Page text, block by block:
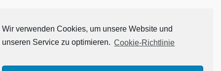
Wir verwenden Cookies, um unsere Website und
unseren Service zu optimieren. Cookie-Richtlinie
Drabbles?